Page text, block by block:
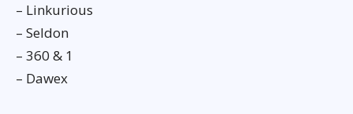
– Linkurious
– Seldon
– 360 & 1
– Dawex